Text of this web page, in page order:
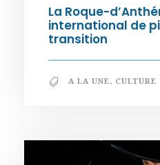
La Roque-
international de
transition
A LA UNE, CULTURE